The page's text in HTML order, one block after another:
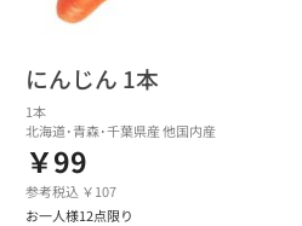
にんじん 1本
1本
北海道･青森･千葉県産 他国内産
￥99
参考税込 ￥107
お一人様12点限り